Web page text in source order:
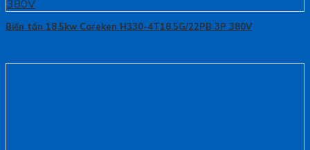
Biến tần 18.5kw Coreken H330-4T18.5G/22PB 3P 380V